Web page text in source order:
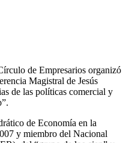
de Empresarios organizó
Magistral de Jesús
de las políticas comercial y
de Economía en la
y miembro del Nacional